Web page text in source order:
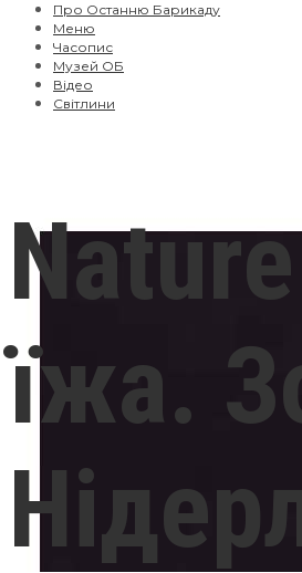
Про Останню Барикаду
Меню
Часопис
Музей ОБ
Відео
Світлини
їжа.